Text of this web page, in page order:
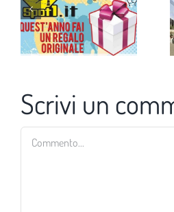
Scrivi un
Commento